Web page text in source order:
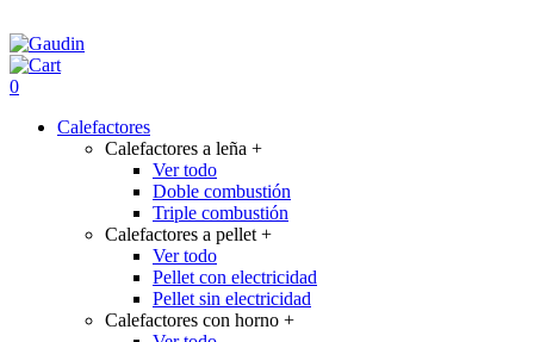
0
Calefactores
Calefactores a leña +
Ver todo
Doble combustión
Triple combustión
Calefactores a pellet +
Ver todo
Pellet con electricidad
Pellet sin electricidad
Calefactores con horno +